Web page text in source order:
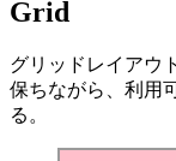
Grid
グリッドレイアウ
保ちながら、利用
る。